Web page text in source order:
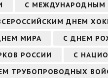
С МЕЖДУНАРОДНЫМ
ДНЕМ
МИРА
С ДНЕМ
РОССИИ
С
ТРУБОПРОВОДНЫХ